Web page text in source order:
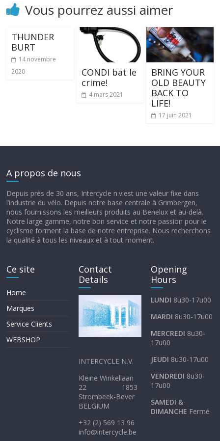
Vous pourrez aussi aimer
THUNDER
BURT
14 novembre
2020
CONDI bat le
crime!
4 mars 2021
BRING YOUR
OLD BEAUTY
BACK TO
LIFE!
17 juin 2021
A propos de nous
Depuis près de 30 ans, Intercycle n.v.est une valeur fixe dans
l’industrie du vélo. Depuis notre base centrale à Grimbergen,
nous fournissons les meilleurs produits au Benelux et au-delà.
Notre large gamme, notre bon service et notre passion pour le
cyclisme forment la base de notre entreprise. Nous recherchons
la qualité à tous les niveaux et à tout moment.
Ce site
Home
Marques
Service Clients
WEBSHOP
Contact
Details
INTERCYCLE N.V.
Kleine Winkellaan
22 1853
Strombeek-Bever
BELGIUM
+32 (2) 569 13 96
info@intercycle.be
Opening
Hours
LUNDI 8u30-17u00
MARDI 8u30-17u00
MERCREDI 8u30-
17u00
JEUDI 8u30-17u00
VENDREDI 8u30-
17u00
SAMEDI &
DIMANCHE Fermé